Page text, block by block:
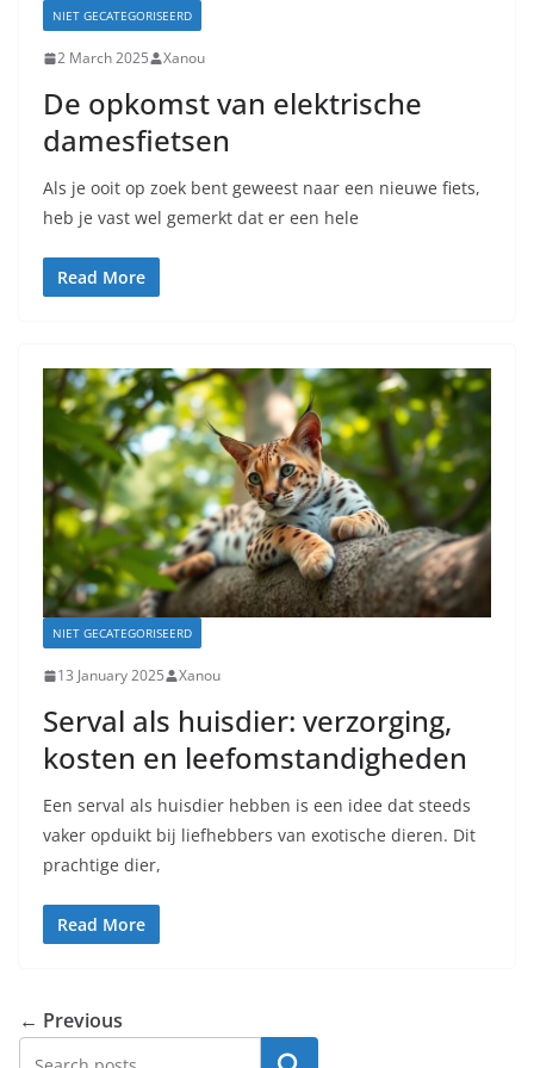
NIET GECATEGORISEERD
2 March 2025 Xanou
De opkomst van elektrische
damesfietsen
Als je ooit op zoek bent geweest naar een nieuwe fiets,
heb je vast wel gemerkt dat er een hele
Read More
NIET GECATEGORISEERD
13 January 2025 Xanou
Serval als huisdier: verzorging,
kosten en leefomstandigheden
Een serval als huisdier hebben is een idee dat steeds
vaker opduikt bij liefhebbers van exotische dieren. Dit
prachtige dier,
Read More
← Previous